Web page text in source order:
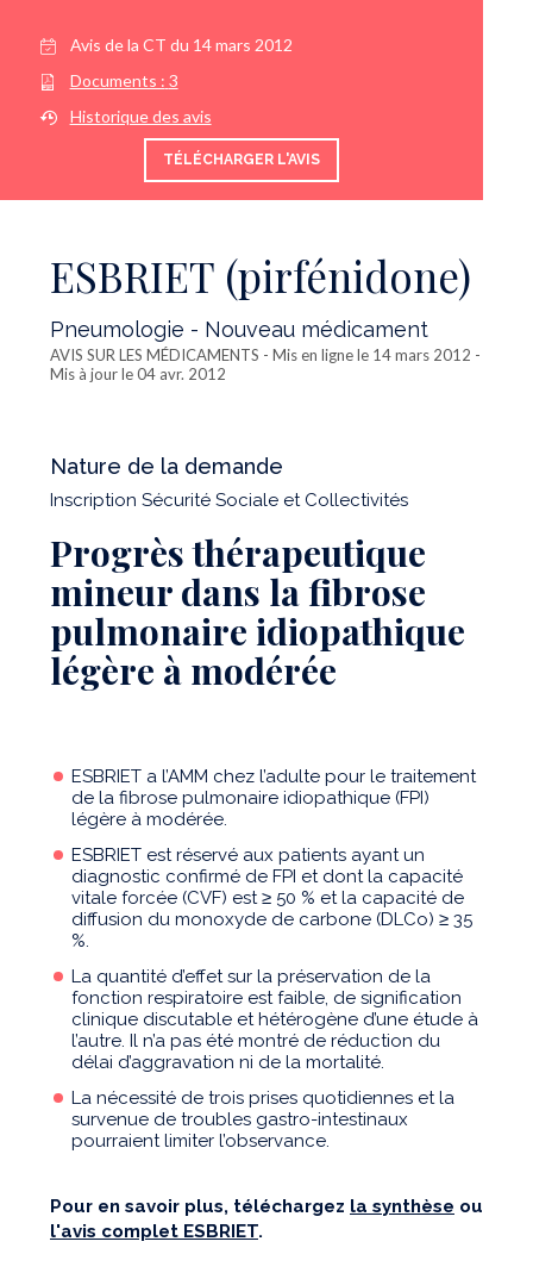
Avis de la CT du 14 mars 2012
Documents : 3
Historique des avis
TÉLÉCHARGER L'AVIS
ESBRIET (pirfénidone)
Pneumologie - Nouveau médicament
AVIS SUR LES MÉDICAMENTS - Mis en ligne le 14 mars 2012 -
Mis à jour le 04 avr. 2012
Nature de la demande
Inscription Sécurité Sociale et Collectivités
Progrès thérapeutique
mineur dans la fibrose
pulmonaire idiopathique
légère à modérée
ESBRIET a l’AMM chez l’adulte pour le traitement
de la fibrose pulmonaire idiopathique (FPI)
légère à modérée.
ESBRIET est réservé aux patients ayant un
diagnostic confirmé de FPI et dont la capacité
vitale forcée (CVF) est ≥ 50 % et la capacité de
diffusion du monoxyde de carbone (DLCo) ≥ 35
%.
La quantité d’effet sur la préservation de la
fonction respiratoire est faible, de signification
clinique discutable et hétérogène d’une étude à
l’autre. Il n’a pas été montré de réduction du
délai d’aggravation ni de la mortalité.
La nécessité de trois prises quotidiennes et la
survenue de troubles gastro-intestinaux
pourraient limiter l’observance.
Pour en savoir plus, téléchargez la synthèse ou
l'avis complet ESBRIET.